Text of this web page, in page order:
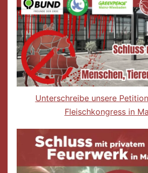
Unterschreibe unsere
Fleischkongress in